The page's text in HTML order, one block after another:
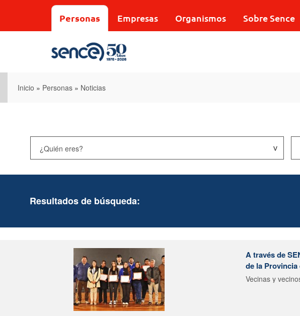
Personas Empresas Organismos Sobre Sence
Inicio » Personas » Noticias
Resultados de búsqueda:
A través de
de la Provincia
Vecinas y